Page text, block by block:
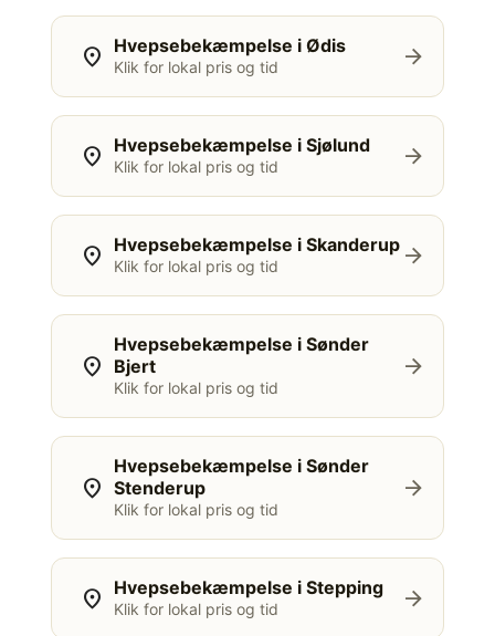
location_on Hvepsebekæmpelse i Ødis
Klik for lokal pris og tid arrow_forward
location_on Hvepsebekæmpelse i Sjølund
Klik for lokal pris og tid arrow_forward
location_on Hvepsebekæmpelse i Skanderup
Klik for lokal pris og tid arrow_forward
location_on
Hvepsebekæmpelse i Sønder
Bjert
Klik for lokal pris og tid
arrow_forward
location_on
Hvepsebekæmpelse i Sønder
Stenderup
Klik for lokal pris og tid
arrow_forward
location_on Hvepsebekæmpelse i Stepping
Klik for lokal pris og tid arrow_forward